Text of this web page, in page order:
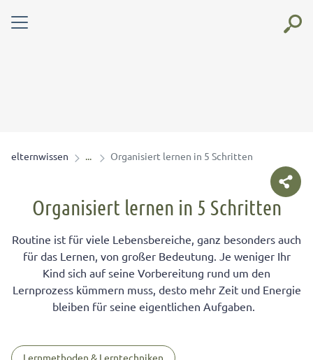
elternwissen Organisiert lernen in 5 Schritten
Organisiert lernen in 5 Schritten
Routine ist für viele Lebensbereiche, ganz besonders auch
für das Lernen, von großer Bedeutung. Je weniger Ihr
Kind sich auf seine Vorbereitung rund um den
Lernprozess kümmern muss, desto mehr Zeit und Energie
bleiben für seine eigentlichen Aufgaben.
Lernmethoden & Lerntechniken